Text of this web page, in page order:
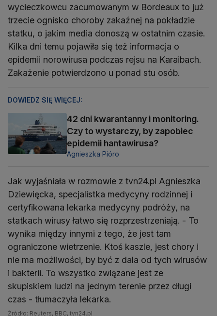
wycieczkowcu zacumowanym w Bordeaux to już
trzecie ognisko choroby zakaźnej na pokładzie
statku, o jakim media donoszą w ostatnim czasie.
Kilka dni temu pojawiła się też informacja o
epidemii norowirusa podczas rejsu na Karaibach.
Zakażenie potwierdzono u ponad stu osób.
DOWIEDZ SIĘ WIĘCEJ:
42 dni kwarantanny i monitoring.
Czy to wystarczy, by zapobiec
epidemii hantawirusa?
Agnieszka Pióro
Jak wyjaśniała w rozmowie z tvn24.pl Agnieszka
Dziewięcka, specjalistka medycyny rodzinnej i
certyfikowana lekarka medycyny podróży, na
statkach wirusy łatwo się rozprzestrzeniają. - To
wynika między innymi z tego, że jest tam
ograniczone wietrzenie. Ktoś kaszle, jest chory i
nie ma możliwości, by być z dala od tych wirusów
i bakterii. To wszystko związane jest ze
skupiskiem ludzi na jednym terenie przez długi
czas - tłumaczyła lekarka.
Źródło: Reuters, BBC, tvn24.pl